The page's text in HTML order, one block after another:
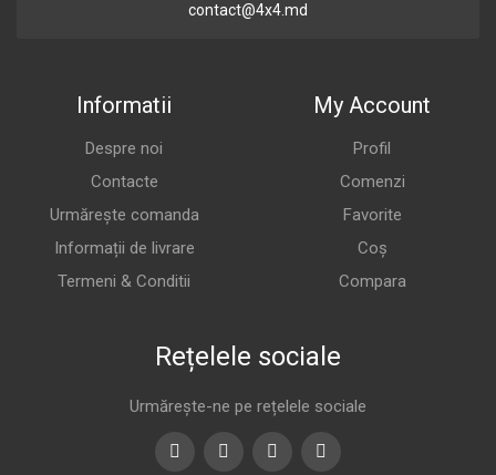
contact@4x4.md
Informatii
Despre noi
Contacte
Urmărește comanda
Informații de livrare
Termeni & Conditii
My Account
Profil
Comenzi
Favorite
Coș
Compara
Rețelele sociale
Urmărește-ne pe rețelele sociale
FacebookTwitterYoutubeInstagram